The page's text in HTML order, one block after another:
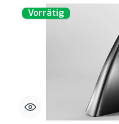
Vorrätig